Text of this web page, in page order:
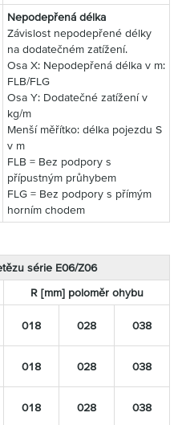
Nepodepřená délka
Závislost nepodepřené délky
na dodatečném zatížení.
Osa X: Nepodepřená délka v m:
FLB/FLG
Osa Y: Dodatečné zatížení v
kg/m
Menší měřítko: délka pojezdu S
v m
FLB = Bez podpory s
přípustným průhybem
FLG = Bez podpory s přímým
horním chodem
série E06/Z06
R [mm] poloměr ohybu
018 028 038
018 028 038
018 028 038